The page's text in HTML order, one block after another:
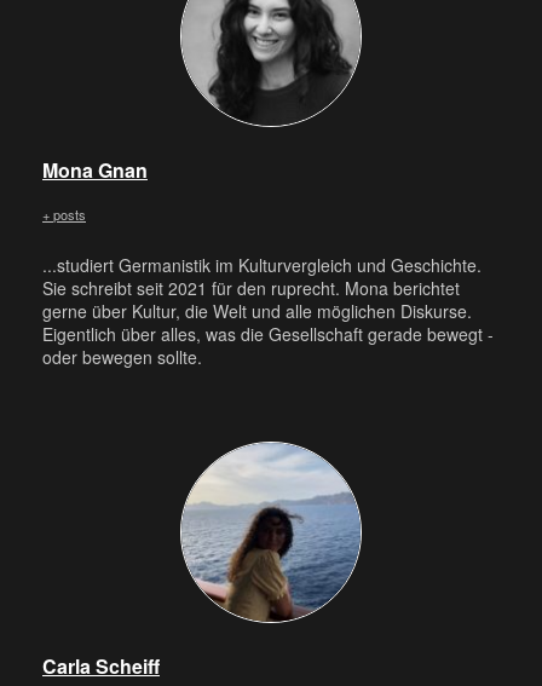
Mona Gnan
+ posts
...studiert Germanistik im Kulturvergleich und Geschichte.
Sie schreibt seit 2021 für den ruprecht. Mona berichtet
gerne über Kultur, die Welt und alle möglichen Diskurse.
Eigentlich über alles, was die Gesellschaft gerade bewegt -
oder bewegen sollte.
Carla Scheiff